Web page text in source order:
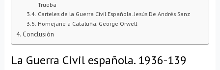
Trueba
Carteles de la Guerra Civil Española. Jesús De Andrés Sanz
Homejane a Cataluña. George Orwell
Conclusión
La Guerra Civil española. 1936-139